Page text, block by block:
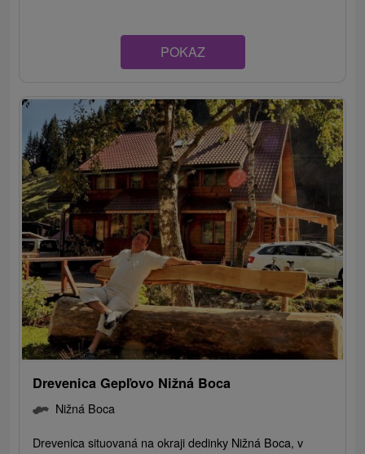
POKAZ
Drevenica Gepľovo Nižná Boca
Nižná Boca
Drevenica situovaná na okraji dedinky Nižná Boca, v